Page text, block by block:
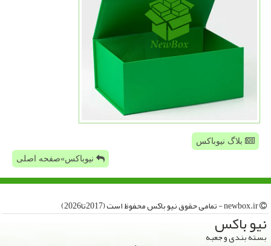
بلاگ نیوباکس
نیوباکس»صفحه اصلی
نیو باكس
بسته بندی و جعبه